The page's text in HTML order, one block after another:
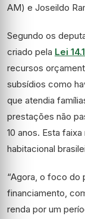
AM) e Joseildo
Segundo os
criado pela Lei
recursos
subsídios como
que atendia
prestações não
10 anos. Esta
habitacional
“Agora, o foco do
financiamento,
renda por um